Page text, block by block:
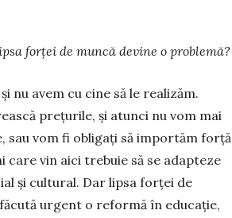
forței de muncă devine o pro­blemă?
nu avem cu cine să le realizăm.
prețurile, și atunci nu vom mai
sau vom fi obligați să importăm forță
care vin aici trebuie să se adapteze
și cultural. Dar lipsa forței de
urgent o reformă în educație,